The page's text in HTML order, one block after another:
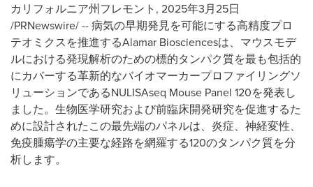
カリフォルニア州フレモント , 2025年3月25日
/PRNewswire/ -- 病気の早期発見を可能にする高精度プロ
テオミクスを推進するAlamar Biosciencesは、マウスモデ
ルにおける発現解析のための標的タンパク質を最も包括的
にカバーする革新的なバイオマーカープロファイリングソ
リューションであるNULISAseq Mouse Panel 120を発表し
ました。生物医学研究および前臨床開発研究を促進するた
めに設計されたこの最先端のパネルは、炎症、神経変性、
免疫腫瘍学の主要な経路を網羅する120のタンパク質を分
析します。